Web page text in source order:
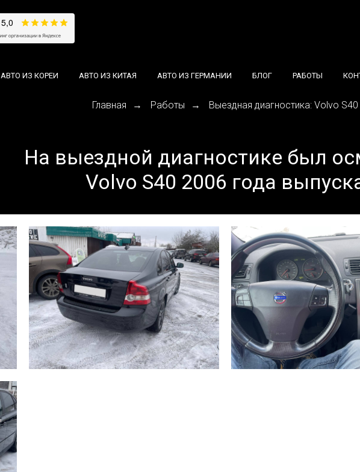
АВТО ИЗ КОРЕИ АВТО ИЗ КИТАЯ АВТО ИЗ ГЕРМАНИИ БЛОГ РАБОТЫ
Главная → Работы → Выездная диагностика: Volvo S40
На выездной диагностике был
Volvo S40 2006 года